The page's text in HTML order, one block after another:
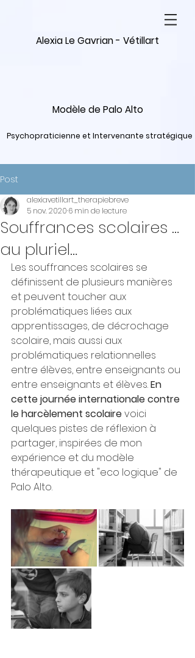
Alexia Le Gavrian - Vétillart
Modèle de Palo Alto
Psychopraticienne et Intervenante stratégique
Post
Souffrances scolaires …
au pluriel…
alexiavetillart_therapiebreve
5 nov. 2020 6 min de lecture
Les souffrances scolaires se
définissent de plusieurs manières
et peuvent toucher aux
problématiques liées aux
apprentissages, de décrochage
scolaire, mais aussi aux
problématiques relationnelles
entre élèves, entre enseignants ou
entre enseignants et élèves. En
cette journée internationale contre
le harcèlement scolaire voici
quelques pistes de réflexion à
partager, inspirées de mon
expérience et du modèle
thérapeutique et "eco logique" de
Palo Alto.